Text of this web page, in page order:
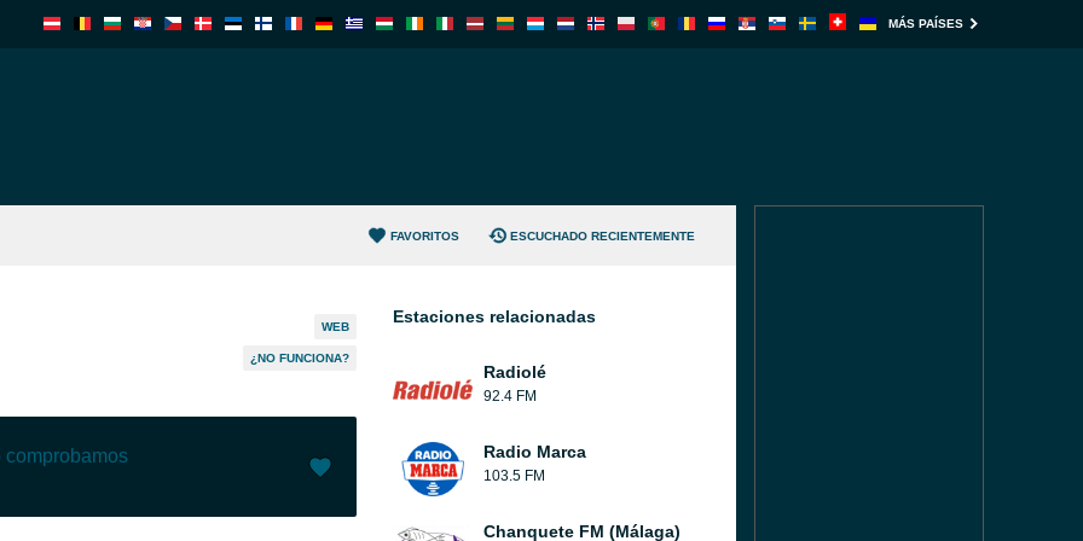
MÁS PAÍSES
FAVORITOS ESCUCHADO RECIENTEMENTE
WEB
¿NO FUNCIONA?
comprobamos
Estaciones relacionadas
Radiolé
92.4 FM
Radio Marca
103.5 FM
Chanquete FM (Málaga)